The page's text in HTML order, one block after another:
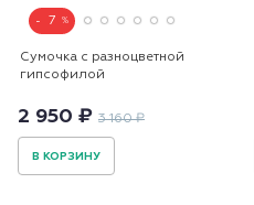
7
Сумочка с разноцветной
гипсофилой
2 950 ₽ 3 160 ₽
В КОРЗИНУ